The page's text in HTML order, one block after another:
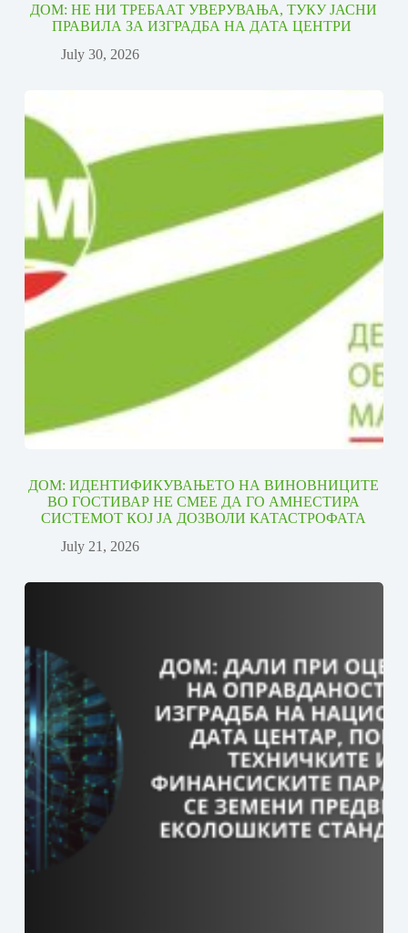
ДОМ: НЕ НИ ТРЕБААТ УВЕРУВАЊА, ТУКУ ЈАСНИ
ПРАВИЛА ЗА ИЗГРАДБА НА ДАТА ЦЕНТРИ
July 30, 2026
ДОМ: ИДЕНТИФИКУВАЊЕТО НА ВИНОВНИЦИТЕ
ВО ГОСТИВАР НЕ СМЕЕ ДА ГО АМНЕСТИРА
СИСТЕМОТ КОЈ ЈА ДОЗВОЛИ КАТАСТРОФАТА
July 21, 2026